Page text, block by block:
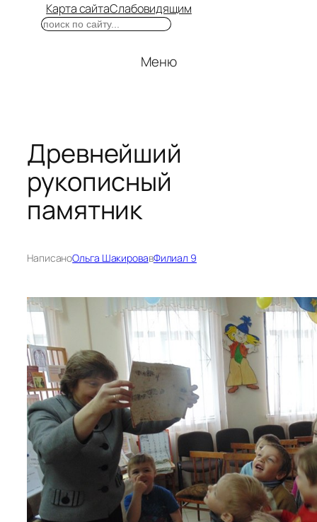
Карта сайтаСлабовидящим
Поиск
Меню
Древнейший
рукописный
памятник
НаписаноОльга ШакировавФилиал 9